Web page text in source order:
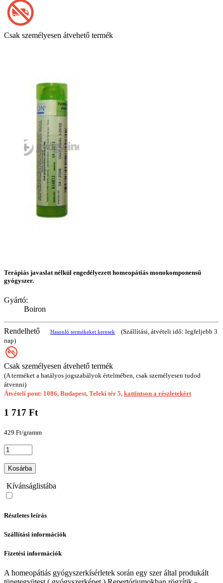
Csak személyesen átvehető termék
Terápiás javaslat nélkül engedélyezett homeopátiás monokomponensű
gyógyszer.
Gyártó:
Boiron
Rendelhető Hasonló termékeket keresek
(Szállítási, átvételi idő: legfeljebb 3
nap)
Csak személyesen átvehető termék
(A terméket a hatályos jogszabályok értelmében, csak személyesen tudod
átvenni)
Átvételi pont: 1086, Budapest, Teleki tér 5, kattintson a részletekért
1 717 Ft
429 Ft/gramm
Kosárba
Kívánságlistába
Részletes leírás
Szállítási információk
Fizetési információk
A homeopátiás gyógyszerkísérletek során egy szer által produkált